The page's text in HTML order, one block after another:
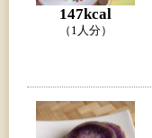
147kcal
（1人分）